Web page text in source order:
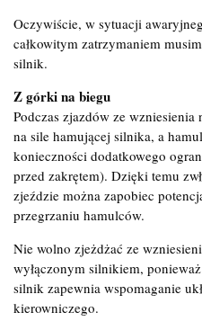
Oczywiście, w sytuacji
całkowitym zatrzymaniem
silnik.
Z górki na biegu
Podczas zjazdów ze
na sile hamującej silnika, a
konieczności dodatkowego
przed zakrętem). Dzięki temu
zjeździe można zapobiec
przegrzaniu hamulców.
Nie wolno zjeżdżać ze
wyłączonym silnikiem,
silnik zapewnia wspomaganie
kierowniczego.